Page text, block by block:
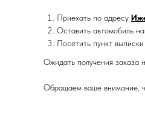
Приехать по адресу
Оставить автомобиль на
Посетить пункт выписки
Ожидать получения заказа
Обращаем ваше внимание,